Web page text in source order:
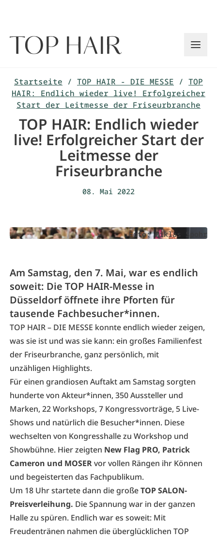
Startseite / TOP HAIR - DIE MESSE / TOP
HAIR: Endlich wieder live! Erfolgreicher
Start der Leitmesse der Friseurbranche
TOP HAIR: Endlich wieder
live! Erfolgreicher Start der
Leitmesse der
Friseurbranche
08. Mai 2022
Foto: Miklas Spohr
Am Samstag, den 7. Mai, war es endlich
soweit: Die TOP HAIR-Messe in
Düsseldorf öffnete ihre Pforten für
tausende Fachbesucher*innen.
TOP HAIR – DIE MESSE konnte endlich wieder zeigen,
was sie ist und was sie kann: ein großes Familienfest
der Friseurbranche, ganz persönlich, mit
unzähligen Highlights.
Für einen grandiosen Auftakt am Samstag sorgten
hunderte von Akteur*innen, 350 Aussteller und
Marken, 22 Workshops, 7 Kongressvorträge, 5 Live-
Shows und natürlich die Besucher*innen. Diese
wechselten von Kongresshalle zu Workshop und
Showbühne. Hier zeigten New Flag PRO, Patrick
Cameron und MOSERvor vollen Rängen ihr Können
und begeisterten das Fachpublikum.
Um 18 Uhr startete dann die großeTOP SALON-
Preisverleihung. Die Spannung war in der ganzen
Halle zu spüren. Endlich war es soweit: Mit
Freudentränen nahmen die überglücklichen TOP